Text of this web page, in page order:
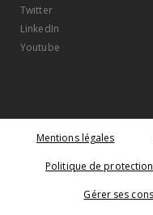
Twitter
LinkedIn
Youtube
Mentions légales
Politique de
Gérer ses